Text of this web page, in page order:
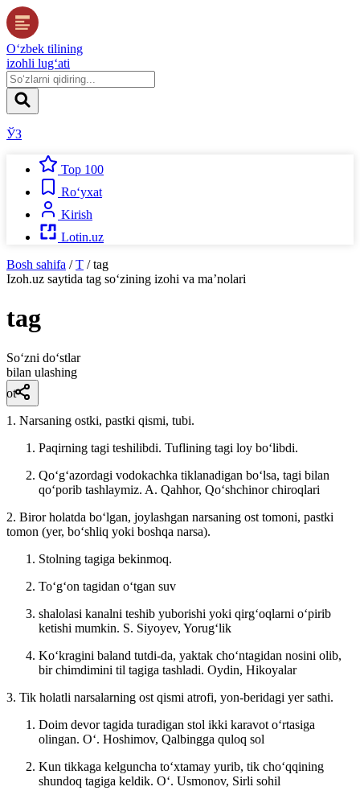
O‘zbek tilining
izohli lug‘ati
ЎЗ
Top 100
Ro‘yxat
Kirish
Lotin.uz
Bosh sahifa / T / tag
Izoh.uz saytida tag so‘zining izohi va ma’nolari
tag
So‘zni do‘stlar
bilan ulashing
ot
1. Narsaning ostki, pastki qismi, tubi.
Paqirning tagi teshilibdi. Tuflining tagi loy boʻlibdi.
Qoʻgʻazordagi vodokachka tiklanadigan boʻlsa, tagi bilan
qoʻporib tashlaymiz. A. Qahhor, Qoʻshchinor chiroqlari
2. Biror holatda boʻlgan, joylashgan narsaning ost tomoni, pastki
tomon (yer, boʻshliq yoki boshqa narsa).
Stolning tagiga bekinmoq.
Toʻgʻon tagidan oʻtgan suv
shalolasi kanalni teshib yuborishi yoki qirgʻoqlarni oʻpirib
ketishi mumkin. S. Siyoyev, Yorugʻlik
Koʻkragini baland tutdi-da, yaktak choʻntagidan nosini olib,
bir chimdimini til tagiga tashladi. Oydin, Hikoyalar
3. Tik holatli narsalarning ost qismi atrofi, yon-beridagi yer sathi.
Doim devor tagida turadigan stol ikki karavot oʻrtasiga
olingan. Oʻ. Hoshimov, Qalbingga quloq sol
Kun tikkaga kelguncha toʻxtamay yurib, tik choʻqqining
shundoq tagiga keldik. Oʻ. Usmonov, Sirli sohil